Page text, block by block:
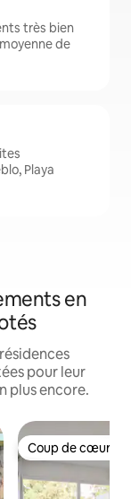
très bien
de
Playa
en
pour leur
plus encore.
Coup de cœur
Coup de cœur